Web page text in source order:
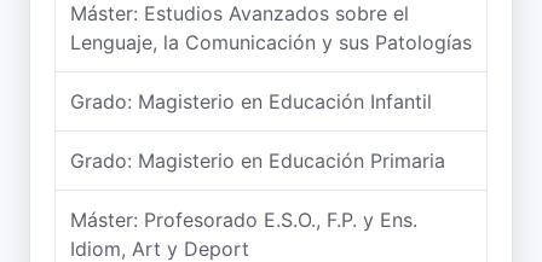
Máster: Estudios Avanzados sobre el
Lenguaje, la Comunicación y sus Patologías
Grado: Magisterio en Educación Infantil
Grado: Magisterio en Educación Primaria
Máster: Profesorado E.S.O., F.P. y Ens.
Idiom, Art y Deport